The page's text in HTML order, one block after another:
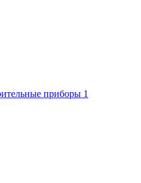
приборы 1